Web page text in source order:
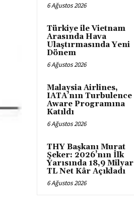
6 Ağustos 2026
Türkiye ile Vietnam
Arasında Hava
Ulaştırmasında Yeni
Dönem
6 Ağustos 2026
Malaysia Airlines,
IATA’nın Turbulence
Aware Programına
Katıldı
6 Ağustos 2026
THY Başkanı Murat
Şeker: 2026’nın İlk
Yarısında 18,9 Milyar
TL Net Kâr Açıkladı
6 Ağustos 2026